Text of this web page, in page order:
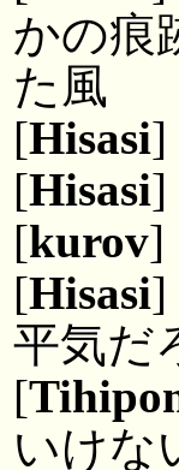
かの痕
た風
[Hisasi]
[Hisasi]
[kurov]
[Hisasi]
平気だ
[
いけな